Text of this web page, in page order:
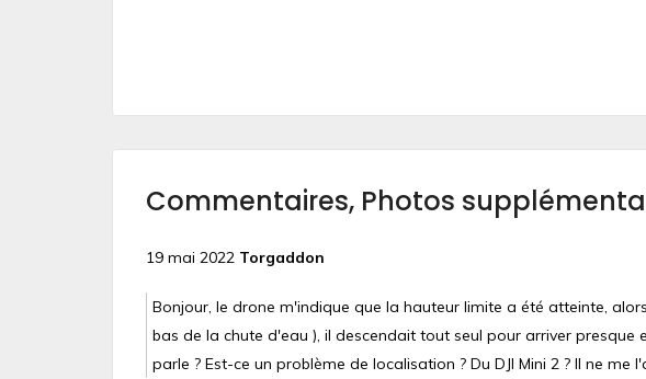
Commentaires, Photos
19 mai 2022 Torgaddon
Bonjour, le drone m'indique que la hauteur limite a été atteinte,
bas de la chute d'eau ), il descendait tout seul pour arriver
parle ? Est-ce un problème de localisation ? Du DJI Mini 2 ? Il ne me